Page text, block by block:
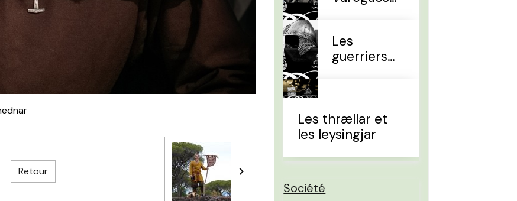
Retour
Les
guerriers
Les thrællar et
les leysingjar
Société